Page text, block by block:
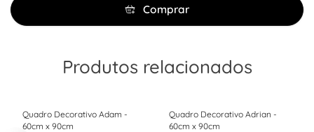
Comprar
Produtos relacionados
Quadro Decorativo Adam -
60cm x 90cm
Quadro Decorativo Adrian -
60cm x 90cm